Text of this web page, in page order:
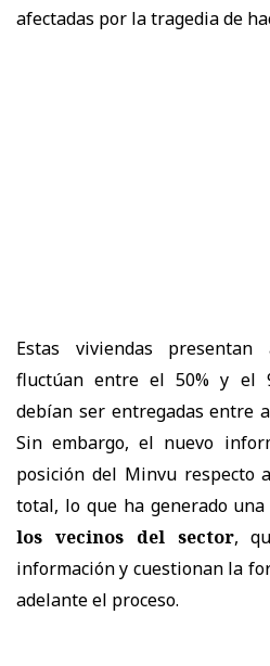
afectadas por la tragedia de
Estas viviendas
fluctúan entre el 50% y el
debían ser entregadas entre
Sin embargo, el nuevo
posición del Minvu respecto
total, lo que ha generado una
los vecinos del sector,
información y cuestionan la
adelante el proceso.